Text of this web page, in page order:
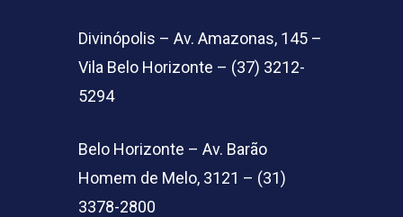
Divinópolis – Av. Amazonas, 145 –
Vila Belo Horizonte – (37) 3212-
5294
Belo Horizonte – Av. Barão
Homem de Melo, 3121 – (31)
3378-2800